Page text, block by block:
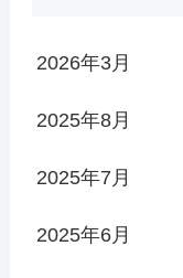
2026年3月
2025年8月
2025年7月
2025年6月